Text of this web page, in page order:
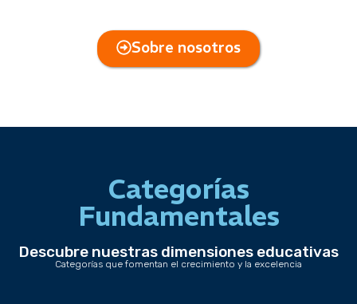
Sobre nosotros
Categorías
Fundamentales
Descubre nuestras dimensiones educativas
Categorías que fomentan el crecimiento y la excelencia